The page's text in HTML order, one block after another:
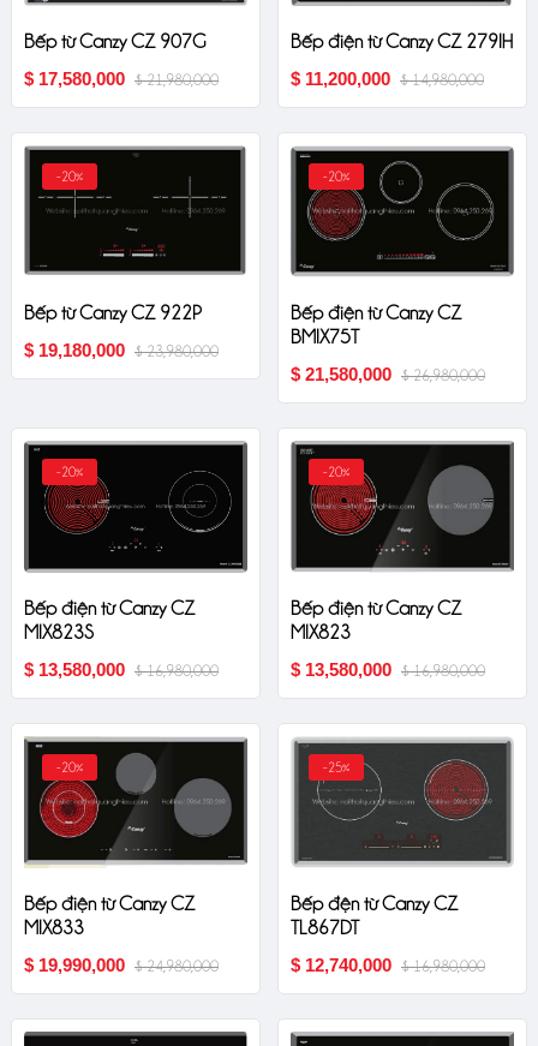
Bếp từ Canzy CZ 907G
$ 17,580,000 $ 21,980,000
Bếp điện từ Canzy CZ 279IH
$ 11,200,000 $ 14,980,000
-20%
Bếp từ Canzy CZ 922P
$ 19,180,000 $ 23,980,000
-20%
Bếp điện từ Canzy CZ
BMIX75T
$ 21,580,000 $ 26,980,000
-20%
Bếp điện từ Canzy CZ
MIX823S
$ 13,580,000 $ 16,980,000
-20%
Bếp điện từ Canzy CZ
MIX823
$ 13,580,000 $ 16,980,000
-20%
Bếp điện từ Canzy CZ
MIX833
$ 19,990,000 $ 24,980,000
-25%
Bếp đện từ Canzy CZ
TL867DT
$ 12,740,000 $ 16,980,000